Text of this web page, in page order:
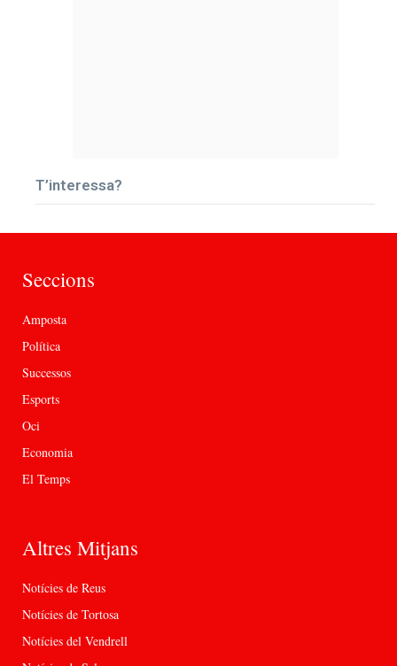
T’interessa?
Seccions
Amposta
Política
Successos
Esports
Oci
Economia
El Temps
Altres Mitjans
Notícies de Reus
Notícies de Tortosa
Notícies del Vendrell